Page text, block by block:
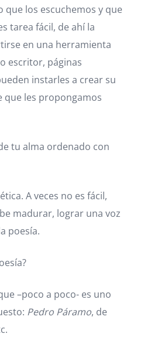
que los escuchemos y que
tarea fácil, de ahí la
en una herramienta
escritor, páginas
instarles a crear su
que les propongamos
tu alma ordenado con
A veces no es fácil,
madurar, lograr una voz
poesía.
–poco a poco- es uno
Pedro Páramo, de